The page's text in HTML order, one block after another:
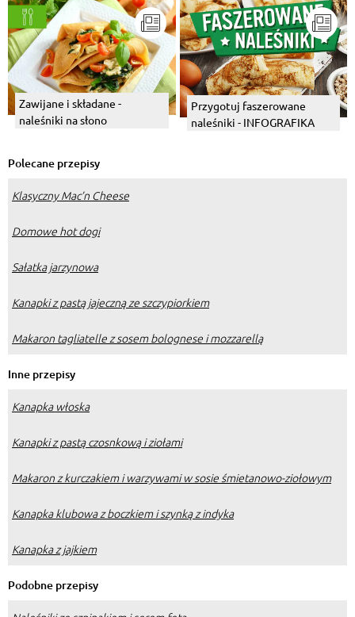
Zawijane i składane -
naleśniki na słono
Przygotuj faszerowane
naleśniki - INFOGRAFIKA
Polecane przepisy
Klasyczny Mac’n Cheese
Domowe hot dogi
Sałatka jarzynowa
Kanapki z pastą jajeczną ze szczypiorkiem
Makaron tagliatelle z sosem bolognese i mozzarellą
Inne przepisy
Kanapka włoska
Kanapki z pastą czosnkową i ziołami
Makaron z kurczakiem i warzywami w sosie śmietanowo-ziołowym
Kanapka klubowa z boczkiem i szynką z indyka
Kanapka z jajkiem
Podobne przepisy